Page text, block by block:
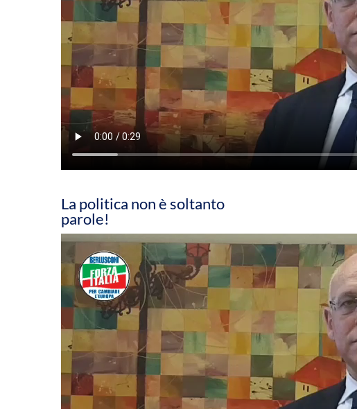
La politica non è soltanto
parole!